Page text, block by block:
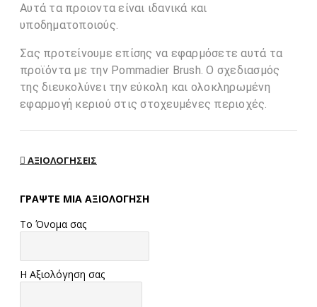
Αυτά τα προιοντα είναι ιδανικά και
υποδηματοποιούς.
Σας προτείνουμε επίσης να εφαρμόσετε αυτά τα
προϊόντα με την Pommadier Brush. Ο σχεδιασμός
της διευκολύνει την εύκολη και ολοκληρωμένη
εφαρμογή κεριού στις στοχευμένες περιοχές.
ΑΞΙΟΛΟΓΉΣΕΙΣ
ΓΡΆΨΤΕ ΜΙΑ ΑΞΙΟΛΌΓΗΣΗ
Το Όνομα σας
Η Αξιολόγηση σας